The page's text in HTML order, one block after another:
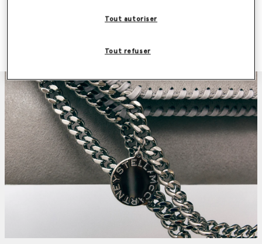
Lundi-Vendredi, 9 h à 18 h (CET)
Tout refuser
Tout autoriser